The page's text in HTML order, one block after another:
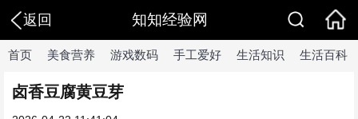
返回 知知经验网
首页 美食营养 游戏数码 手工爱好 生活知识 生活百科
卤香豆腐黄豆芽